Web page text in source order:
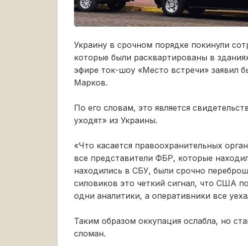
Украину в срочном порядке покинули
которые были расквартированы в
эфире ток-шоу «Место встречи» заявил
Марков.
По его словам, это является
уходят» из Украины.
«Что касается правоохранительных
все представители ФБР, которые
находились в СБУ, были срочно
силовиков это четкий сигнал, что США
одни аналитики, а оперативники все
Таким образом оккупация ослабла, но
сломан.